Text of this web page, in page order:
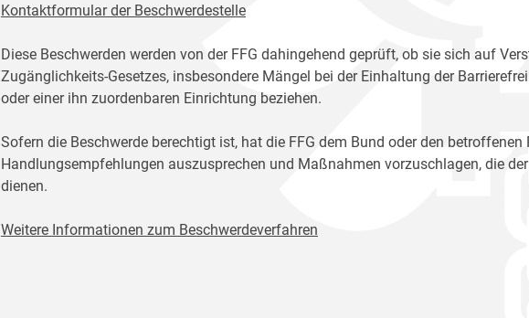
Kontaktformular der Beschwerdestelle
Diese Beschwerden werden von der FFG dahingehend geprüft, ob sie sich auf
Zugänglichkeits-Gesetzes, insbesondere Mängel bei der Einhaltung der
oder einer ihn zuordenbaren Einrichtung beziehen.
Sofern die Beschwerde berechtigt ist, hat die FFG dem Bund oder den betroffenen
Handlungsempfehlungen auszusprechen und Maßnahmen vorzuschlagen, die
dienen.
Weitere Informationen zum Beschwerdeverfahren